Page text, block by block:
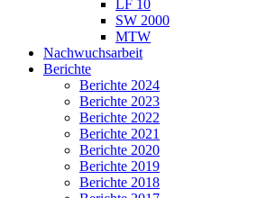
LF 10
SW 2000
MTW
Nachwuchsarbeit
Berichte
Berichte 2024
Berichte 2023
Berichte 2022
Berichte 2021
Berichte 2020
Berichte 2019
Berichte 2018